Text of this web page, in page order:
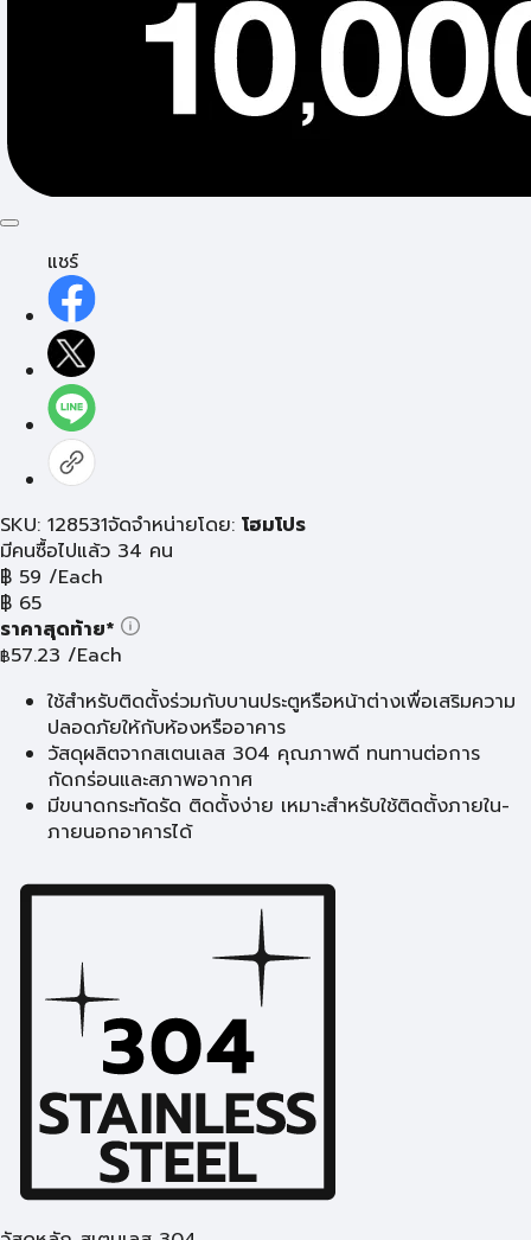
แชร์
SKU: 128531จัดจำหน่ายโดย: โฮมโปร
มีคนซื้อไปแล้ว 34 คน
฿ 59 /Each
฿ 65
ราคาสุดท้าย*
฿57.23 /Each
ใช้สำหรับติดตั้งร่วมกับบานประตูหรือหน้าต่างเพื่อเสริมความ
ปลอดภัยให้กับห้องหรืออาคาร
วัสดุผลิตจากสเตนเลส 304 คุณภาพดี ทนทานต่อการ
กัดกร่อนและสภาพอากาศ
มีขนาดกระทัดรัด ติดตั้งง่าย เหมาะสำหรับใช้ติดตั้งภายใน-
ภายนอกอาคารได้